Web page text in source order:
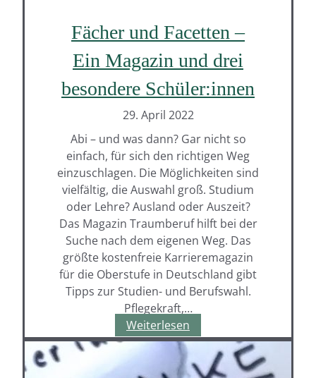
Fächer und Facetten –
Ein Magazin und drei
besondere Schüler:innen
29. April 2022
Abi – und was dann? Gar nicht so
einfach, für sich den richtigen Weg
einzuschlagen. Die Möglichkeiten sind
vielfältig, die Auswahl groß. Studium
oder Lehre? Ausland oder Auszeit?
Das Magazin Traumberuf hilft bei der
Suche nach dem eigenen Weg. Das
größte kostenfreie Karrieremagazin
für die Oberstufe in Deutschland gibt
Tipps zur Studien- und Berufswahl.
Pflegekraft,…
Weiterlesen
und
Facetten
–